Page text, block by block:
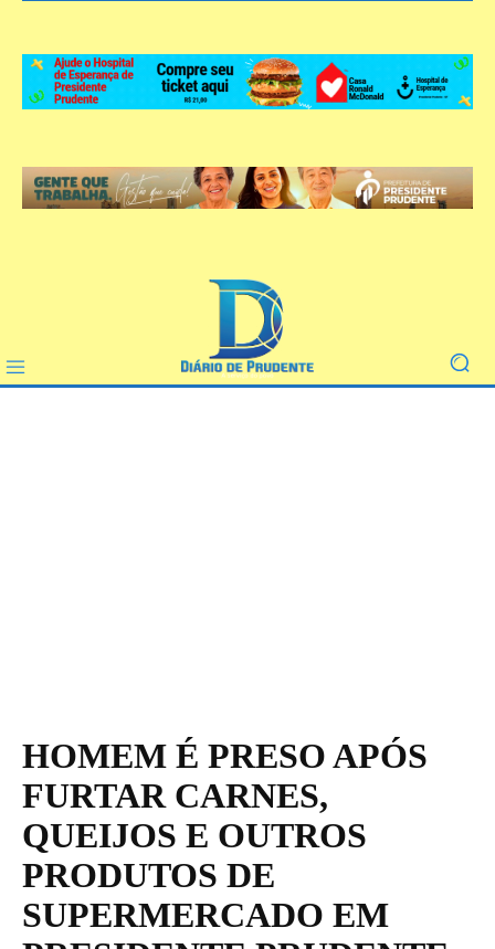
HOMEM É PRESO APÓS
FURTAR CARNES,
QUEIJOS E OUTROS
PRODUTOS DE
SUPERMERCADO EM